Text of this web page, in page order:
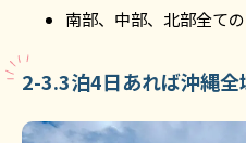
南部、中部、北部全て
2-3.3泊4日あれば沖縄